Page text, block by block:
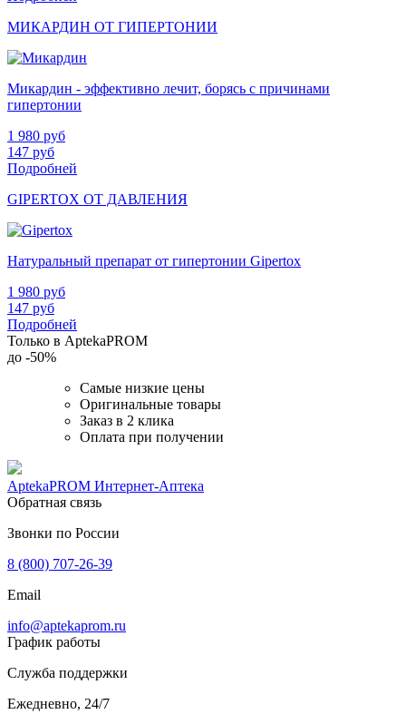
МИКАРДИН ОТ ГИПЕРТОНИИ
Микардин - эффективно лечит, борясь с причинами
гипертонии
1 980 руб
147 руб
Подробней
GIPERTOX ОТ ДАВЛЕНИЯ
Натуральный препарат от гипертонии Gipertox
1 980 руб
147 руб
Подробней
Только в AptekaPROM
до -50%
Самые низкие цены
Оригинальные товары
Заказ в 2 клика
Оплата при получении
AptekaPROM Интернет-Аптека
Обратная связь
Звонки по России
8 (800) 707-26-39
Email
info@aptekaprom.ru
График работы
Служба поддержки
Ежедневно, 24/7